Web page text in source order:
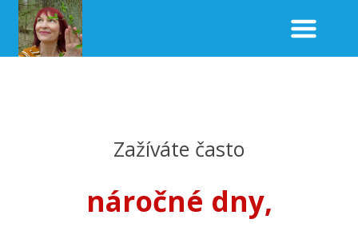
Zažíváte často
náročné dny,